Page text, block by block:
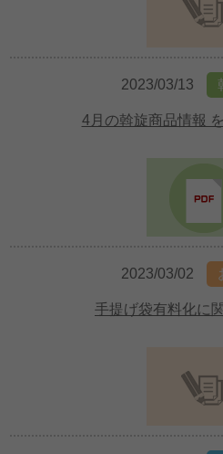
2023/03/13
4月の斡旋商品情報
2023/03/02
手提げ袋有料化に